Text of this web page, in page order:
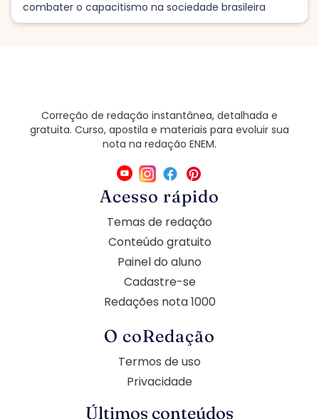
combater o capacitismo na sociedade brasileira
Correção de redação instantânea, detalhada e
gratuita. Curso, apostila e materiais para evoluir sua
nota na redação ENEM.
Acesso rápido
Temas de redação
Conteúdo gratuito
Painel do aluno
Cadastre-se
Redações nota 1000
O coRedação
Termos de uso
Privacidade
Últimos conteúdos